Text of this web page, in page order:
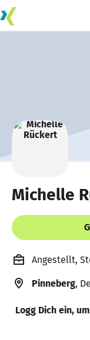
Michelle
Angestellt,
Pinneberg,
Logg Dich ein,